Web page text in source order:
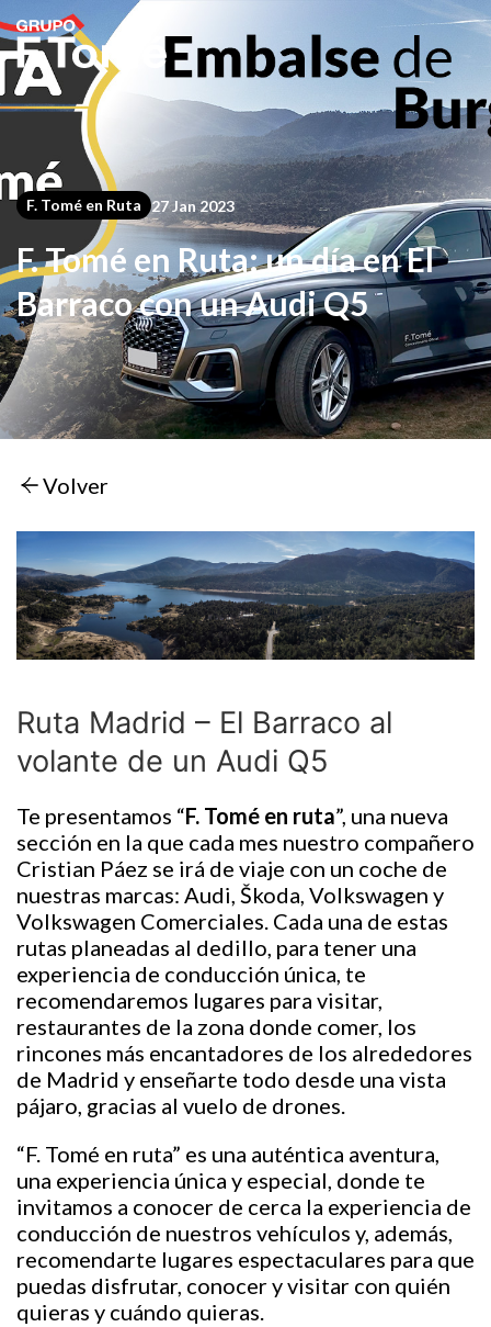
F. Tomé en Ruta 27 Jan 2023
F. Tomé en Ruta: un día en El
Barraco con un Audi Q5
Volver
Ruta Madrid – El Barraco al
volante de un Audi Q5
Te presentamos “F. Tomé en ruta”, una nueva
sección en la que cada mes nuestro compañero
Cristian Páez se irá de viaje con un coche de
nuestras marcas: Audi, Škoda, Volkswagen y
Volkswagen Comerciales. Cada una de estas
rutas planeadas al dedillo, para tener una
experiencia de conducción única, te
recomendaremos lugares para visitar,
restaurantes de la zona donde comer, los
rincones más encantadores de los alrededores
de Madrid y enseñarte todo desde una vista
pájaro, gracias al vuelo de drones.
“F. Tomé en ruta” es una auténtica aventura,
una experiencia única y especial, donde te
invitamos a conocer de cerca la experiencia de
conducción de nuestros vehículos y, además,
recomendarte lugares espectaculares para que
puedas disfrutar, conocer y visitar con quién
quieras y cuándo quieras.